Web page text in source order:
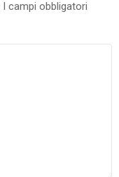
I campi obbligatori